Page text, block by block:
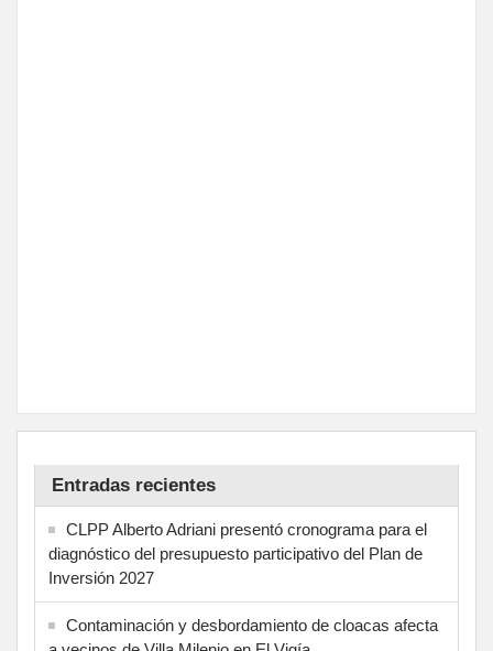
Entradas recientes
CLPP Alberto Adriani presentó cronograma para el
diagnóstico del presupuesto participativo del Plan de
Inversión 2027
Contaminación y desbordamiento de cloacas afecta